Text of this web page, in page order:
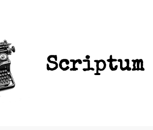
Scriptum